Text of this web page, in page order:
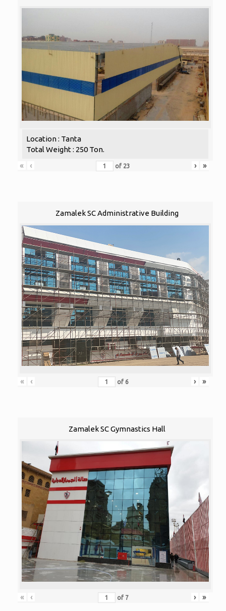
Location : Tanta
Total Weight : 250 Ton.
«
‹ of 23 › »
Zamalek SC Administrative Building
« ‹ of 6 › »
Zamalek SC Gymnastics Hall
« ‹ of 7 › »